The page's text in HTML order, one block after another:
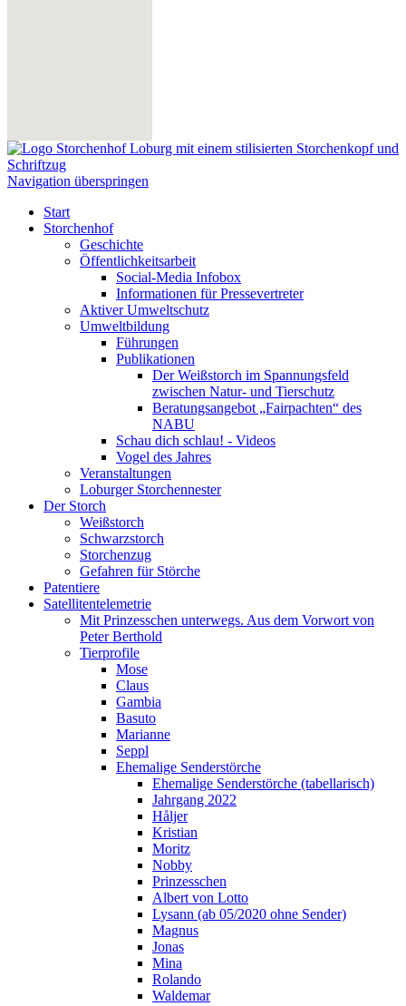
Navigation überspringen
Start
Storchenhof
Geschichte
Öffentlichkeitsarbeit
Social-Media Infobox
Informationen für Pressevertreter
Aktiver Umweltschutz
Umweltbildung
Führungen
Publikationen
Der Weißstorch im Spannungsfeld
zwischen Natur- und Tierschutz
Beratungsangebot „Fairpachten“ des
NABU
Schau dich schlau! - Videos
Vogel des Jahres
Veranstaltungen
Loburger Storchennester
Der Storch
Weißstorch
Schwarzstorch
Storchenzug
Gefahren für Störche
Patentiere
Satellitentelemetrie
Mit Prinzesschen unterwegs. Aus dem Vorwort von
Peter Berthold
Tierprofile
Mose
Claus
Gambia
Basuto
Marianne
Seppl
Ehemalige Senderstörche
Ehemalige Senderstörche (tabellarisch)
Jahrgang 2022
Håljer
Kristian
Moritz
Nobby
Prinzesschen
Albert von Lotto
Lysann (ab 05/2020 ohne Sender)
Magnus
Jonas
Mina
Rolando
Waldemar